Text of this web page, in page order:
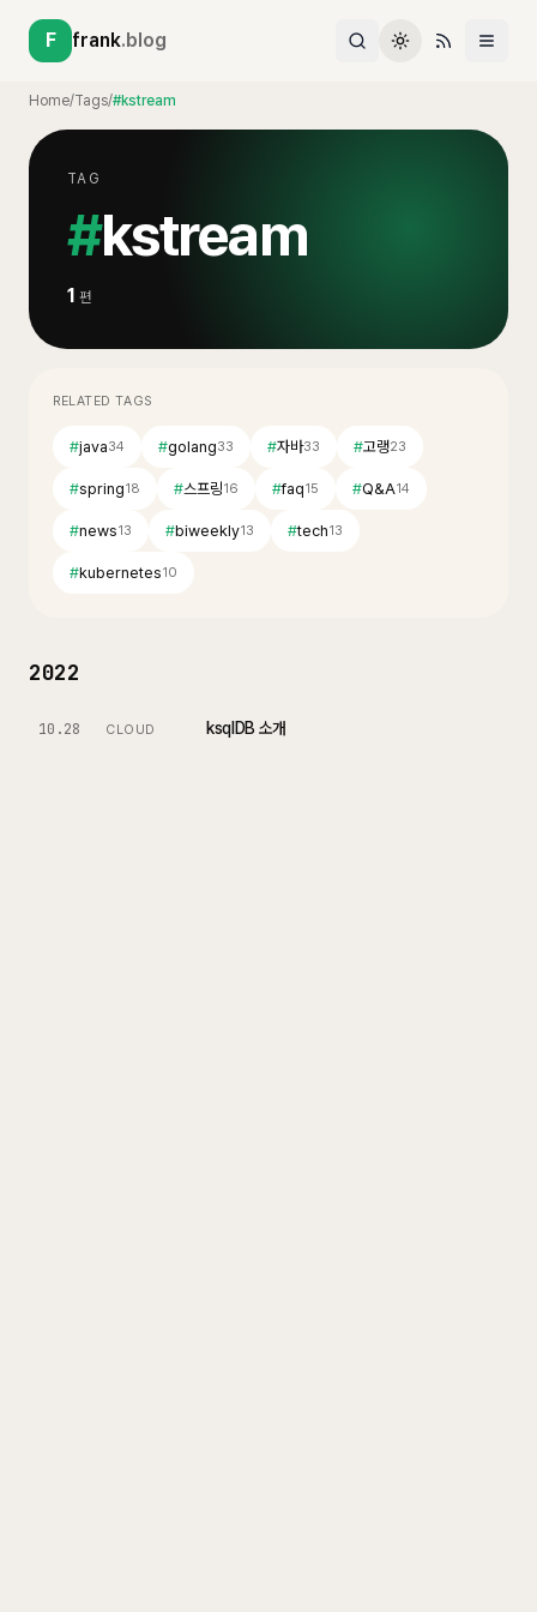
F frank.blog
Home/Tags/#kstream
TAG
#kstream
1 편
RELATED TAGS
#java34 #golang33 #자바33 #고랭23
#spring18 #스프링16 #faq15 #Q&A14
#news13 #biweekly13 #tech13
#kubernetes10
2022
10.28 CLOUD ksqlDB 소개